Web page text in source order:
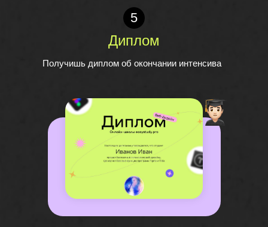
Получишь диплом об окончании интенсива
Диплом
5